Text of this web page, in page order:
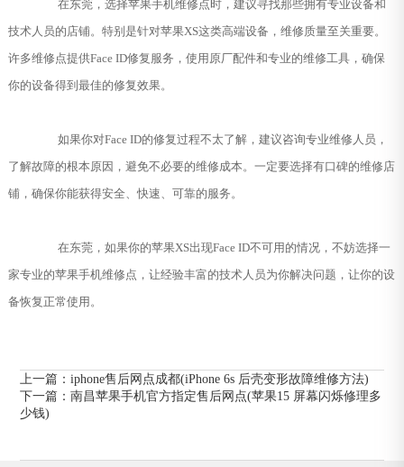
在东莞，选择苹果手机维修点时，建议寻找那些拥有专业设备和
技术人员的店铺。特别是针对苹果XS这类高端设备，维修质量至关重要。
许多维修点提供Face ID修复服务，使用原厂配件和专业的维修工具，确保
你的设备得到最佳的修复效果。
如果你对Face ID的修复过程不太了解，建议咨询专业维修人员，
了解故障的根本原因，避免不必要的维修成本。一定要选择有口碑的维修店
铺，确保你能获得安全、快速、可靠的服务。
在东莞，如果你的苹果XS出现Face ID不可用的情况，不妨选择一
家专业的苹果手机维修点，让经验丰富的技术人员为你解决问题，让你的设
备恢复正常使用。
上一篇：iphone售后网点成都(iPhone 6s 后壳变形故障维修方法)
下一篇：南昌苹果手机官方指定售后网点(苹果15 屏幕闪烁修理多
少钱)